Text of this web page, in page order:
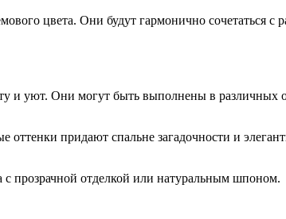
цвета. Они будут гармонично сочетаться
и уют. Они могут быть выполнены в различных
придают спальне загадочности и
прозрачной отделкой или натуральным шпоном.